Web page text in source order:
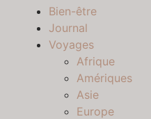
Bien-être
Journal
Voyages
Afrique
Amériques
Asie
Europe